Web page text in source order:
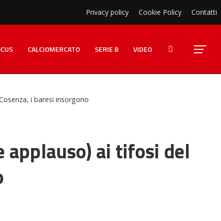
Privacy policy Cookie Policy Contatti
CALCIOMERCATO SERIE B VIDEO
i baresi insorgono
applauso) ai tifosi del